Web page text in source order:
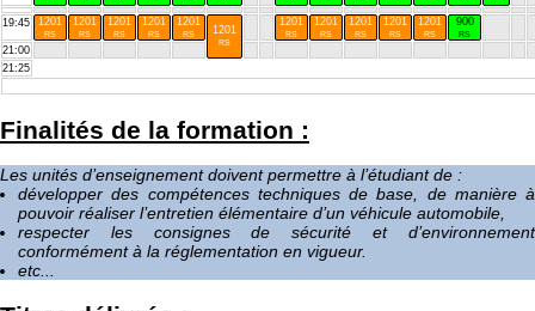
19:45 1201
RS
1201
RS
1201
RS
1201
RS
1201
RS 1201
RS
1201
RS
1201
RS
1201
RS
1201
RS
1201
RS
900
RS
21:00
21:25
Finalités de la formation :
Les unités d’enseignement doivent permettre à l’étudiant de :
développer des compétences techniques de base, de manière à
pouvoir réaliser l’entretien élémentaire d’un véhicule automobile,
respecter les consignes de sécurité et d’environnement
conformément à la réglementation en vigueur.
etc...